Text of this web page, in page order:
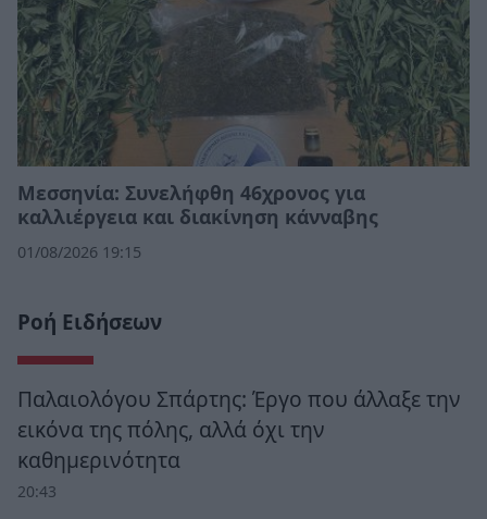
Μεσσηνία: Συνελήφθη 46χρονος για
καλλιέργεια και διακίνηση κάνναβης
01/08/2026 19:15
Ροή Ειδήσεων
Παλαιολόγου Σπάρτης: Έργο που άλλαξε την
εικόνα της πόλης, αλλά όχι την
καθημερινότητα
20:43